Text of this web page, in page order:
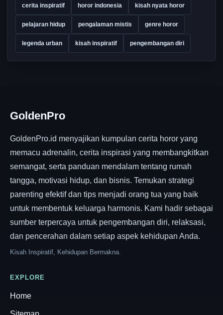
cerita inspiratif horor indonesia kisah nyata horor
pelajaran hidup pengalaman mistis genre horor
legenda urban kisah inspiratif pengembangan diri
GoldenPro
GoldenPro.id menyajikan kumpulan cerita horor yang
memacu adrenalin, cerita inspirasi yang membangkitkan
semangat, serta panduan mendalam tentang rumah
tangga, motivasi hidup, dan bisnis. Temukan strategi
parenting efektif dan tips menjadi orang tua yang baik
untuk membentuk keluarga harmonis. Kami hadir sebagai
sumber terpercaya untuk pengembangan diri, relaksasi,
dan pencerahan dalam setiap aspek kehidupan Anda.
Kisah Inspiratif, Kehidupan Bermakna.
EXPLORE
Home